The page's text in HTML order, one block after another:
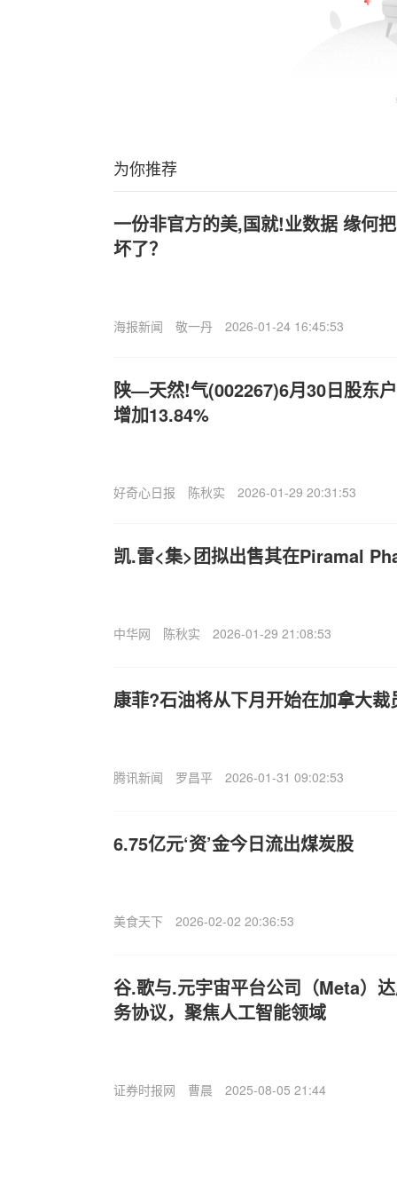
为你推荐
一份非官方的美,国就!业数据 缘何
坏了？
海报新闻 敬一丹 2026-01-24 16:45:53
陕—天然!气(002267)6月30日股东
增加13.84%
好奇心日报 陈秋实 2026-01-29 20:31:53
凯.雷<集>团拟出售其在Piramal
中华网 陈秋实 2026-01-29 21:08:53
康菲?石油将从下月开始在加拿大裁
腾讯新闻 罗昌平 2026-01-31 09:02:53
6.75亿元‘资’金今日流出煤炭股
美食天下 2026-02-02 20:36:53
谷.歌与.元宇宙平台公司（Meta）
务协议，聚焦人工智能领域
证券时报网 曹晨 2025-08-05 21:44